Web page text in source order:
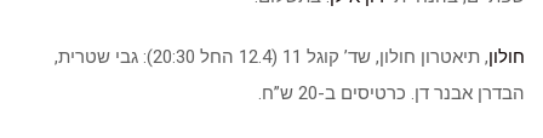
חולון
, תיאטרון חולון, שד’ קוגל 11 (12.4 החל 20:30): גבי שטרית,
הבדרן אבנר דן. כרטיסים ב-20 ש”ח.